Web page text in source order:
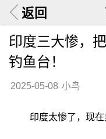
返回
印度三大惨，
钓鱼台！
2025-05-08 小鸟
印度太惨了，现在